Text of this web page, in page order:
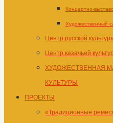
Концертно-
Художественный
Центр русской
Центр казачьей
ХУДОЖЕСТВЕННАЯ
КУЛЬТУРЫ
ПРОЕКТЫ
«Традиционные